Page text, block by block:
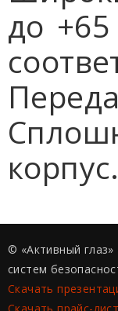
до
© «Активный
систем
Скачать